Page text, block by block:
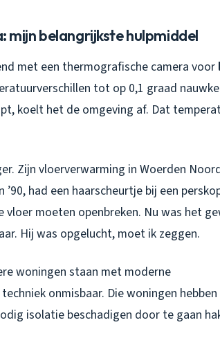
mijn belangrijkste hulpmiddel
met een thermografische camera voor
tot op 0,1 graad
koelt het de omgeving af. Dat
Zijn vloerverwarming in Woerden
had een haarscheurtje bij een
vloer moeten openbreken. Nu was het
Hij was opgelucht, moet ik zeggen.
woningen staan met moderne
onmisbaar. Die woningen
isolatie beschadigen door te gaan